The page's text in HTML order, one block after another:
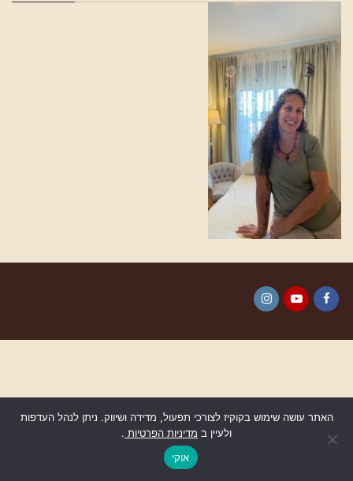
גלילה
האתר עושה שימוש בקוקיז לצורכי תפעול, מדידה ושיווק. ניתן לנהל העדפות
ולעיין ב מדיניות הפרטיות .
אוקי